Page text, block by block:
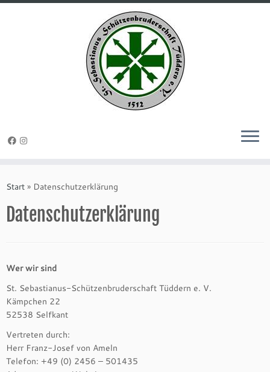
Inhalt
Start » Datenschutzerklärung
Datenschutzerklärung
Wer wir sind
St. Sebastianus-Schützenbruderschaft Tüddern e. V.
Kämpchen 22
52538 Selfkant
Vertreten durch:
Herr Franz-Josef von Ameln
Telefon: +49 (0) 2456 – 501435